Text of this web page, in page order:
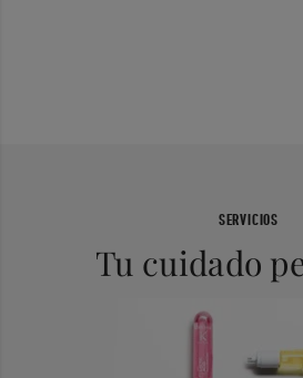
SERVICIOS
Tu cuidado